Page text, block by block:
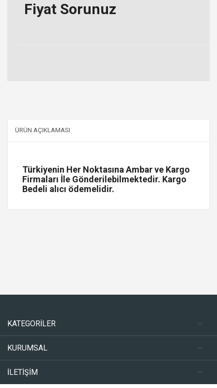
Fiyat Sorunuz
ÜRÜN AÇIKLAMASI
Türkiyenin Her Noktasına Ambar ve Kargo
Firmaları İle Gönderilebilmektedir. Kargo
Bedeli alıcı ödemelidir.
KATEGORİLER
KURUMSAL
İLETİŞİM